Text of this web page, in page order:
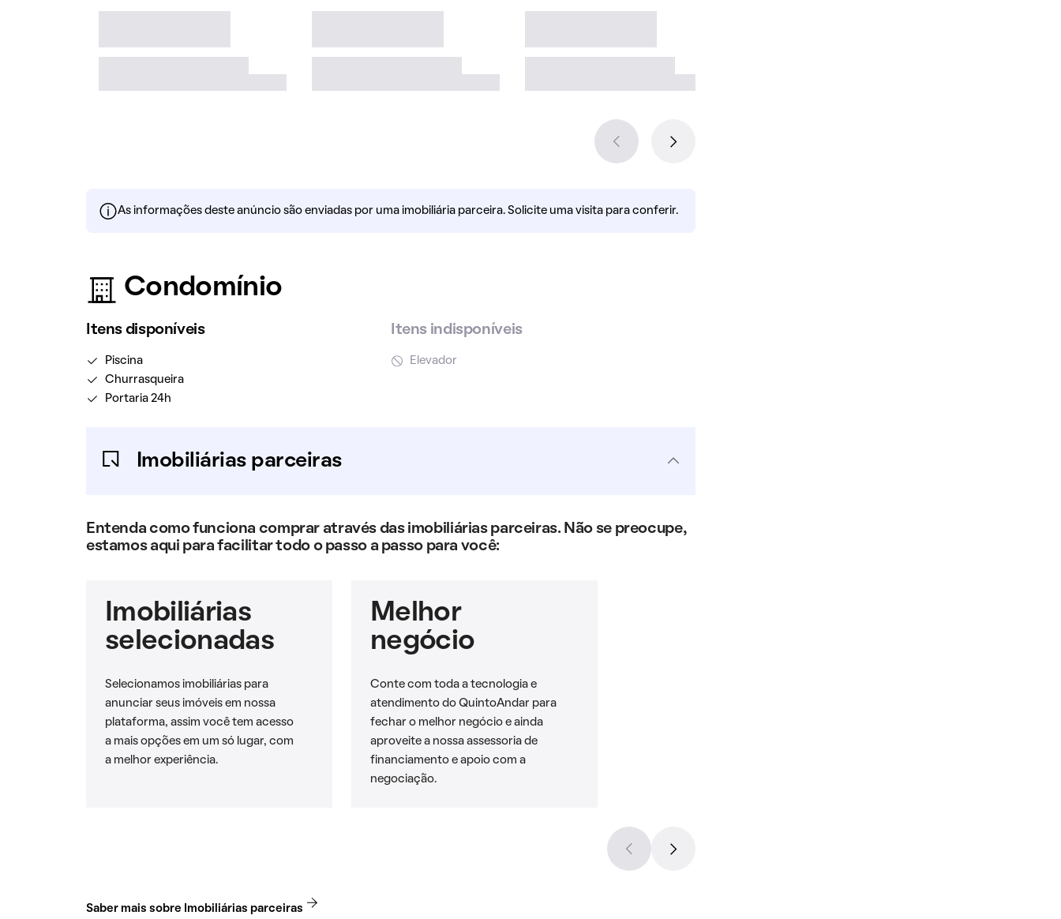
As informações deste anúncio são enviadas por uma imobiliária parceira. Solicite uma visita para conferir.
Condomínio
Itens disponíveis
Piscina
Churrasqueira
Portaria 24h
Itens indisponíveis
Elevador
Imobiliárias parceiras
Entenda como funciona comprar através das imobiliárias parceiras. Não se preocupe,
estamos aqui para facilitar todo o passo a passo para você:
Imobiliárias
selecionadas
Selecionamos imobiliárias para
anunciar seus imóveis em nossa
plataforma, assim você tem acesso
a mais opções em um só lugar, com
a melhor experiência.
Melhor
negócio
Conte com toda a tecnologia e
atendimento do QuintoAndar para
fechar o melhor negócio e ainda
aproveite a nossa assessoria de
financiamento e apoio com a
negociação.
Saber mais sobre Imobiliárias parceiras